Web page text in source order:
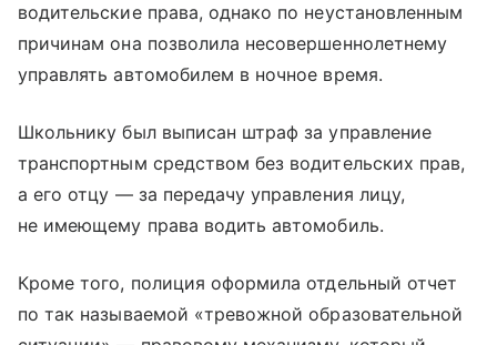
водительские права, однако по неустановленным
причинам она позволила несовершеннолетнему
управлять автомобилем в ночное время.
Школьнику был выписан штраф за управление
транспортным средством без водительских прав,
а его отцу — за передачу управления лицу,
не имеющему права водить автомобиль.
Кроме того, полиция оформила отдельный отчет
по так называемой «тревожной образовательной